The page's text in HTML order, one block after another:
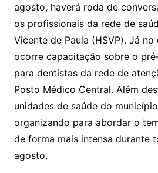
agosto, haverá roda de
os profissionais da rede de
Vicente de Paula (HSVP). Já
ocorre capacitação sobre o
para dentistas da rede de
Posto Médico Central. Além
unidades de saúde do
organizando para abordar o
de forma mais intensa durante
agosto.